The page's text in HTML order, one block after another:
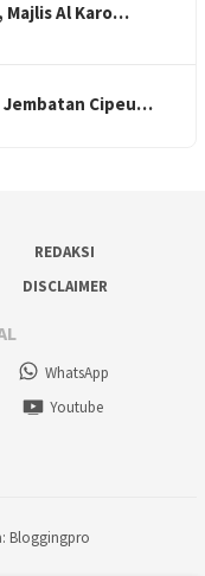
Majlis Al Karo…
Jembatan Cipeu…
REDAKSI
DISCLAIMER
WhatsApp
Youtube
Bloggingpro